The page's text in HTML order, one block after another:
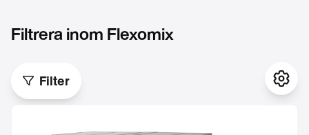
Filtrera inom Flexomix
Filter